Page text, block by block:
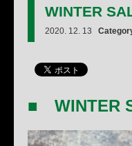
WINTER
2020. 12. 13
■ WINTER